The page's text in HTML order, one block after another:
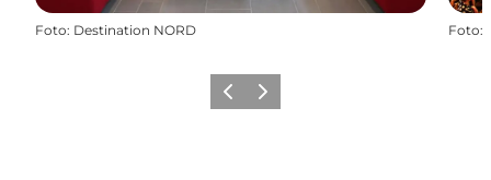
Foto: Destination NORD Foto:
ZurückWeiter